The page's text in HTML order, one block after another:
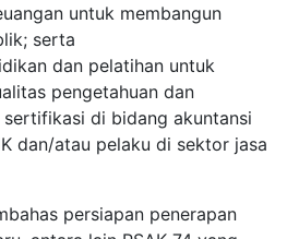
untuk membangun
serta
dan pelatihan untuk
pengetahuan dan
di bidang akuntansi
dan/atau pelaku di sektor jasa
persiapan penerapan